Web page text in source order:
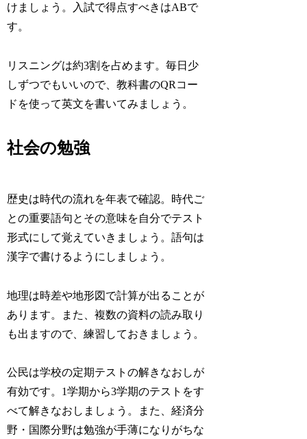
けましょう。入試で得点すべきはABで
す。
リスニングは約3割を占めます。毎日少
しずつでもいいので、教科書のQRコー
ドを使って英文を書いてみましょう。
社会の勉強
歴史は時代の流れを年表で確認。時代ご
との重要語句とその意味を自分でテスト
形式にして覚えていきましょう。語句は
漢字で書けるようにしましょう。
地理は時差や地形図で計算が出ることが
あります。また、複数の資料の読み取り
も出ますので、練習しておきましょう。
公民は学校の定期テストの解きなおしが
有効です。1学期から3学期のテストをす
べて解きなおしましょう。また、経済分
野・国際分野は勉強が手薄になりがちな